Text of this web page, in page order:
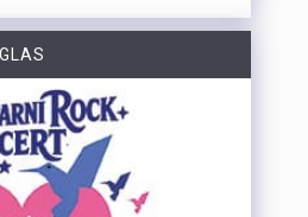
https://youtu.be/-_V3gJvjFjc Trodnevno obilježavanje Dana pobjede i 31. obljetnice Oluje u Rijeci zaključeno je bakljadom na Molo longu, gdje je zapaljeno 222 baklje za poginule branitelje Primorsko-goranske županije. Uz prigodni program, polaganje vijenaca i koncert grupe Opća opasnost, Rijeka je dostojanstveno obilježila najvažniji datum novije hrvatske povijesti. Više u videoprilogu:
https://youtu.be/TrD_YDDOMIw Nogometaši Rijeke večeras u 20 sati i 45 minuta na stadionu Rujevica igraju utakmicu trećeg kola kvalifikacija za Konferencijsku ligu protiv finskog Ilvesa. Trener Matjaž Kek i igrač Branko Pavić naglašavaju kako u Europi nema mjesta za prosječnost te da ih očekuje teška utakmica protiv suparnika koji se dobro brani i kvalitetno izlazi u tranziciju. Cilj Rijeke je ostvariti što veću rezultatsku razliku u susretu koji traje najmanje 180 minuta. Više u videoprilogu: